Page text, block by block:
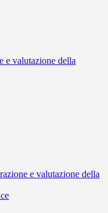
e valutazione della
e valutazione della